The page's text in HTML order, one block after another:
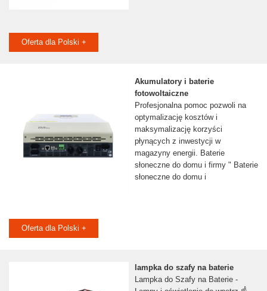
Oferta dla Polski +
Akumulatory i baterie
fotowoltaiczne
Profesjonalna pomoc pozwoli na
optymalizację kosztów i
maksymalizację korzyści
płynących z inwestycji w
magazyny energii. Baterie
słoneczne do domu i firmy " Baterie
słoneczne do domu i
Oferta dla Polski +
lampka do szafy na baterie
Lampka do Szafy na Baterie -